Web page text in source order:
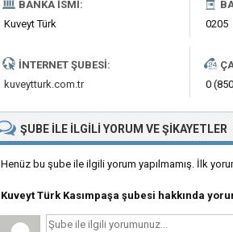
BANKA İSMI:
Kuveyt Türk
0205
İNTERNET ŞUBESI:
kuveytturk.com.tr
0
ŞUBE ILE İLGILIYORUM VE ŞIKAYETLER
Henüz bu şube ile ilgili yorum yapılmamış. İlk
Kuveyt Türk Kasımpaşa şubesi hakkında